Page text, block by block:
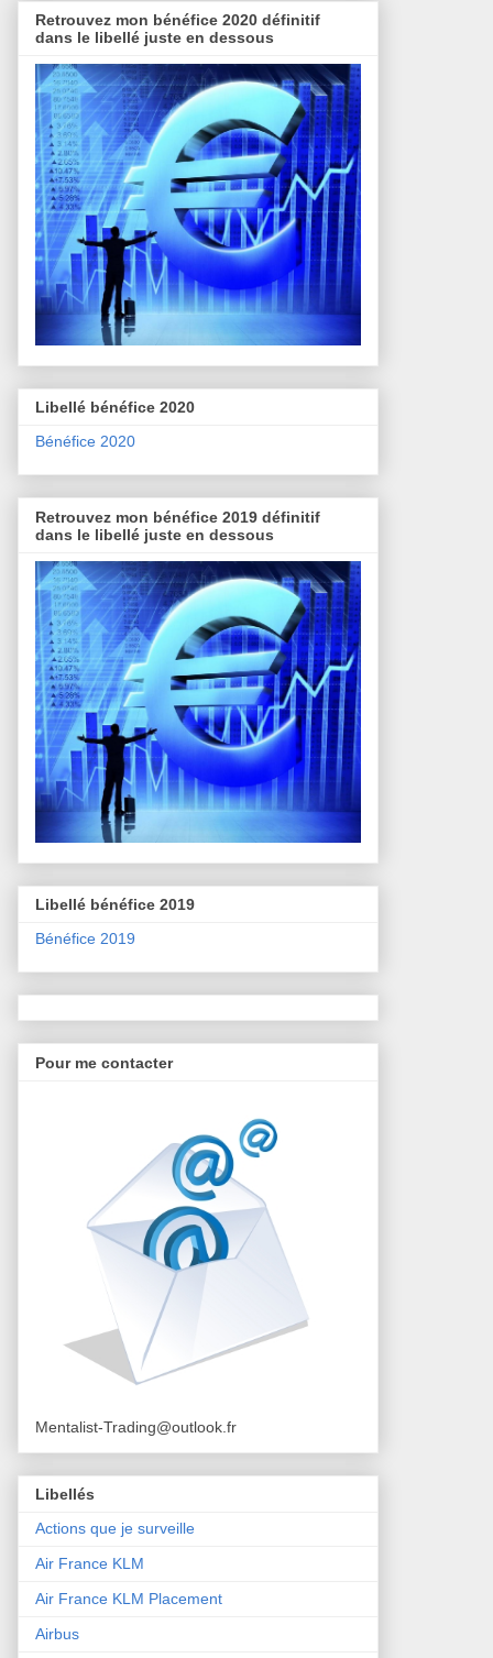
Retrouvez mon bénéfice 2020 définitif
dans le libellé juste en dessous
Libellé bénéfice 2020
Bénéfice 2020
Retrouvez mon bénéfice 2019 définitif
dans le libellé juste en dessous
Libellé bénéfice 2019
Bénéfice 2019
Pour me contacter
Mentalist-Trading@outlook.fr
Libellés
Actions que je surveille
Air France KLM
Air France KLM Placement
Airbus